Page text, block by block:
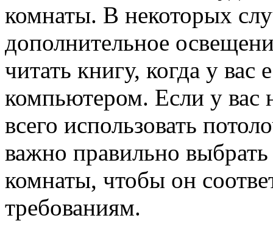
комнаты. В некоторых
дополнительное
читать книгу, когда у вас
компьютером. Если у вас
всего использовать
важно правильно
комнаты, чтобы он
требованиям.